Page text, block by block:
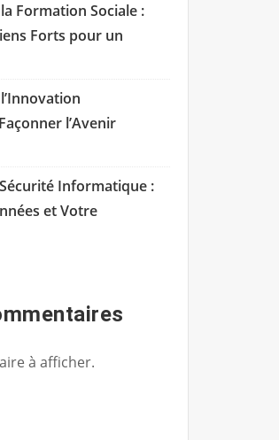
Formation Sociale :
Forts pour un
l’Avenir
Informatique :
et Votre
à afficher.